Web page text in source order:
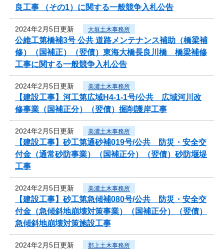
良工事 （その1）に関する一般競争入札公告
2024年2月5日更新 大垣土木事務所
公維工第橋補3号 公共 道路メンテナンス補助（橋梁補
修）（国補正）（翌債）東海大橋長良川橋 橋梁補修
工事に関する一般競争入札公告
2024年2月5日更新 美濃土木事務所
【建設工事】河工第広域H4-1-1号/公共 広域河川改
修事業（国補正分）（翌債）掘削護岸工事
2024年2月5日更新 美濃土木事務所
【建設工事】砂工第通砂補019号/公共 防災・安全交
付金（通常砂防事業）（国補正分）（翌債）砂防堰堤
工事
2024年2月5日更新 美濃土木事務所
【建設工事】砂工第急傾補080号/公共 防災・安全交
付金（急傾斜地崩壊対策事業）（国補正分）（翌債）
急傾斜地崩壊対策施設工事
2024年2月5日更新 郡上土木事務所